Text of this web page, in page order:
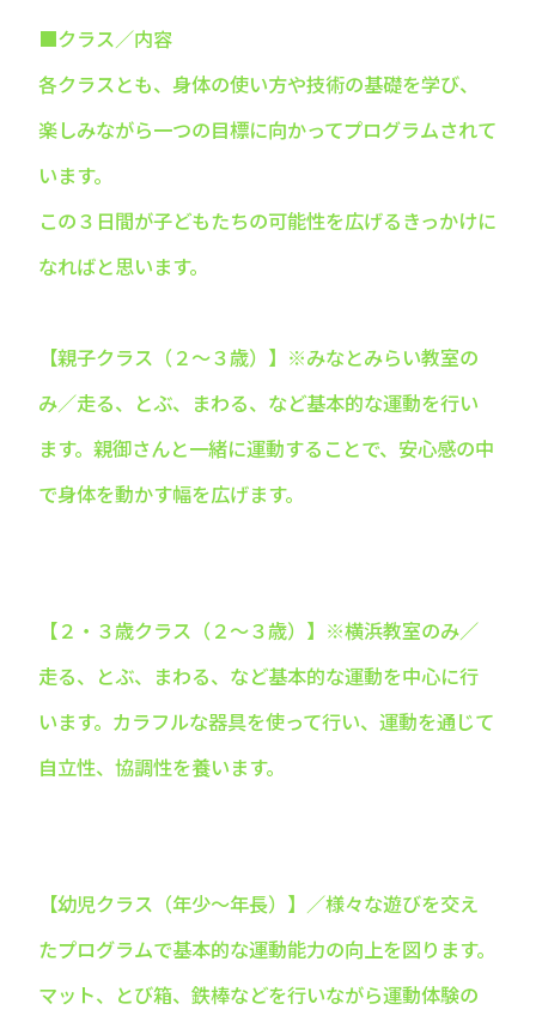
■クラス／内容
各クラスとも、身体の使い方や技術の基礎を学び、
楽しみながら一つの目標に向かってプログラムされて
います。
この３日間が子どもたちの可能性を広げるきっかけに
なればと思います。
【親子クラス（２～３歳）】※みなとみらい教室の
み／走る、とぶ、まわる、など基本的な運動を行い
ます。親御さんと一緒に運動することで、安心感の中
で身体を動かす幅を広げます。
【２・３歳クラス（２～３歳）】※横浜教室のみ／
走る、とぶ、まわる、など基本的な運動を中心に行
います。カラフルな器具を使って行い、運動を通じて
自立性、協調性を養います。
【幼児クラス（年少～年長）】／様々な遊びを交え
たプログラムで基本的な運動能力の向上を図ります。
マット、とび箱、鉄棒などを行いながら運動体験の